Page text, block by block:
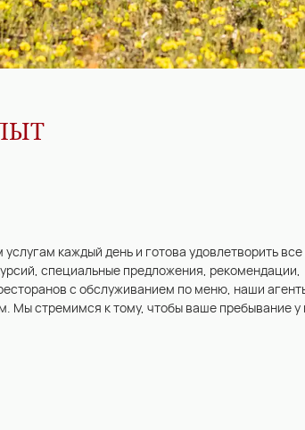
каждый день и готова удовлетворить
специальные предложения, рекомендации,
с обслуживанием по меню, наши
Мы стремимся к тому, чтобы ваше пребывание у